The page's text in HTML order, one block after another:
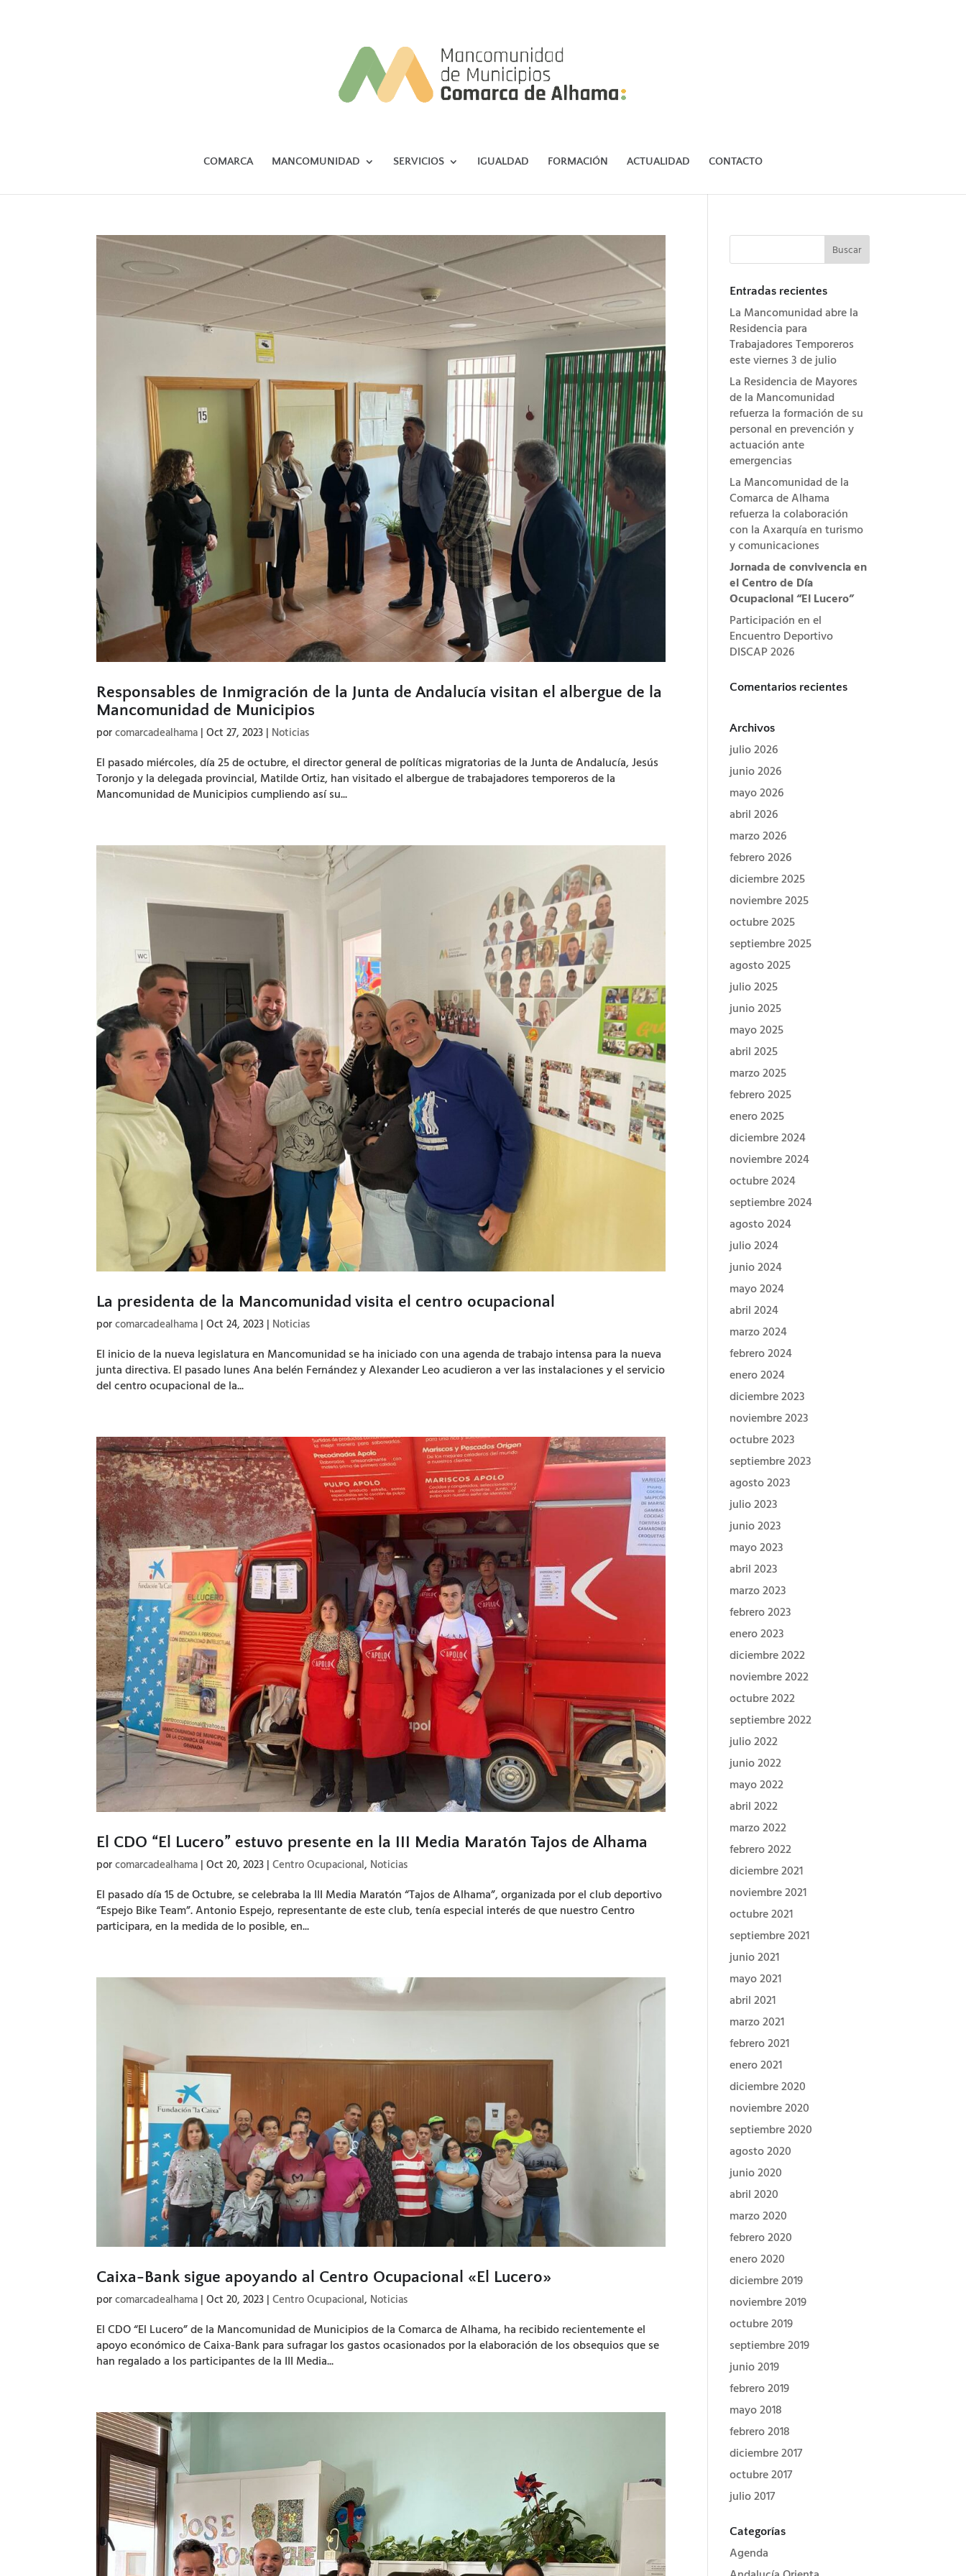
COMARCA MANCOMUNIDAD SERVICIOS IGUALDAD FORMACIÓN ACTUALIDAD CONTACTO
Responsables de Inmigración de la Junta de Andalucía visitan el albergue de la
Mancomunidad de Municipios
porcomarcadealhama |Oct 27, 2023 | Noticias
El pasado miércoles, día 25 de octubre, el director general de políticas migratorias de la Junta de Andalucía, Jesús
Toronjo y la delegada provincial, Matilde Ortiz, han visitado el albergue de trabajadores temporeros de la
Mancomunidad de Municipios cumpliendo así su...
La presidenta de la Mancomunidad visita el centro ocupacional
porcomarcadealhama |Oct 24, 2023 | Noticias
El inicio de la nueva legislatura en Mancomunidad se ha iniciado con una agenda de trabajo intensa para la nueva
junta directiva. El pasado lunes Ana belén Fernández y Alexander Leo acudieron a ver las instalaciones y el servicio
del centro ocupacional de la...
El CDO “El Lucero” estuvo presente en la III Media Maratón Tajos de Alhama
porcomarcadealhama |Oct 20, 2023 |Centro Ocupacional, Noticias
El pasado día 15 de Octubre, se celebraba la III Media Maratón “Tajos de Alhama”, organizada por el club deportivo
“Espejo Bike Team”. Antonio Espejo, representante de este club, tenía especial interés de que nuestro Centro
participara, en la medida de lo posible, en...
Caixa-Bank sigue apoyando al Centro Ocupacional «El Lucero»
porcomarcadealhama |Oct 20, 2023 |Centro Ocupacional, Noticias
El CDO “El Lucero” de la Mancomunidad de Municipios de la Comarca de Alhama, ha recibido recientemente el
apoyo económico de Caixa-Bank para sufragar los gastos ocasionados por la elaboración de los obsequios que se
han regalado a los participantes de la III Media...
Entradas recientes
La Mancomunidad abre la
Residencia para
Trabajadores Temporeros
este viernes 3 de julio
La Residencia de Mayores
de la Mancomunidad
refuerza la formación de su
personal en prevención y
actuación ante
emergencias
La Mancomunidad de la
Comarca de Alhama
refuerza la colaboración
con la Axarquía en turismo
y comunicaciones
Jornada de convivencia en
el Centro de Día
Ocupacional “El Lucero”
Participación en el
Encuentro Deportivo
DISCAP 2026
Comentarios recientes
Archivos
julio 2026
junio 2026
mayo 2026
abril 2026
marzo 2026
febrero 2026
diciembre 2025
noviembre 2025
octubre 2025
septiembre 2025
agosto 2025
julio 2025
junio 2025
mayo 2025
abril 2025
marzo 2025
febrero 2025
enero 2025
diciembre 2024
noviembre 2024
octubre 2024
septiembre 2024
agosto 2024
julio 2024
junio 2024
mayo 2024
abril 2024
marzo 2024
febrero 2024
enero 2024
diciembre 2023
noviembre 2023
octubre 2023
septiembre 2023
agosto 2023
julio 2023
junio 2023
mayo 2023
abril 2023
marzo 2023
febrero 2023
enero 2023
diciembre 2022
noviembre 2022
octubre 2022
septiembre 2022
julio 2022
junio 2022
mayo 2022
abril 2022
marzo 2022
febrero 2022
diciembre 2021
noviembre 2021
octubre 2021
septiembre 2021
junio 2021
mayo 2021
abril 2021
marzo 2021
febrero 2021
enero 2021
diciembre 2020
noviembre 2020
septiembre 2020
agosto 2020
junio 2020
abril 2020
marzo 2020
febrero 2020
enero 2020
diciembre 2019
noviembre 2019
octubre 2019
septiembre 2019
junio 2019
febrero 2019
mayo 2018
febrero 2018
diciembre 2017
octubre 2017
julio 2017
Categorías
Agenda